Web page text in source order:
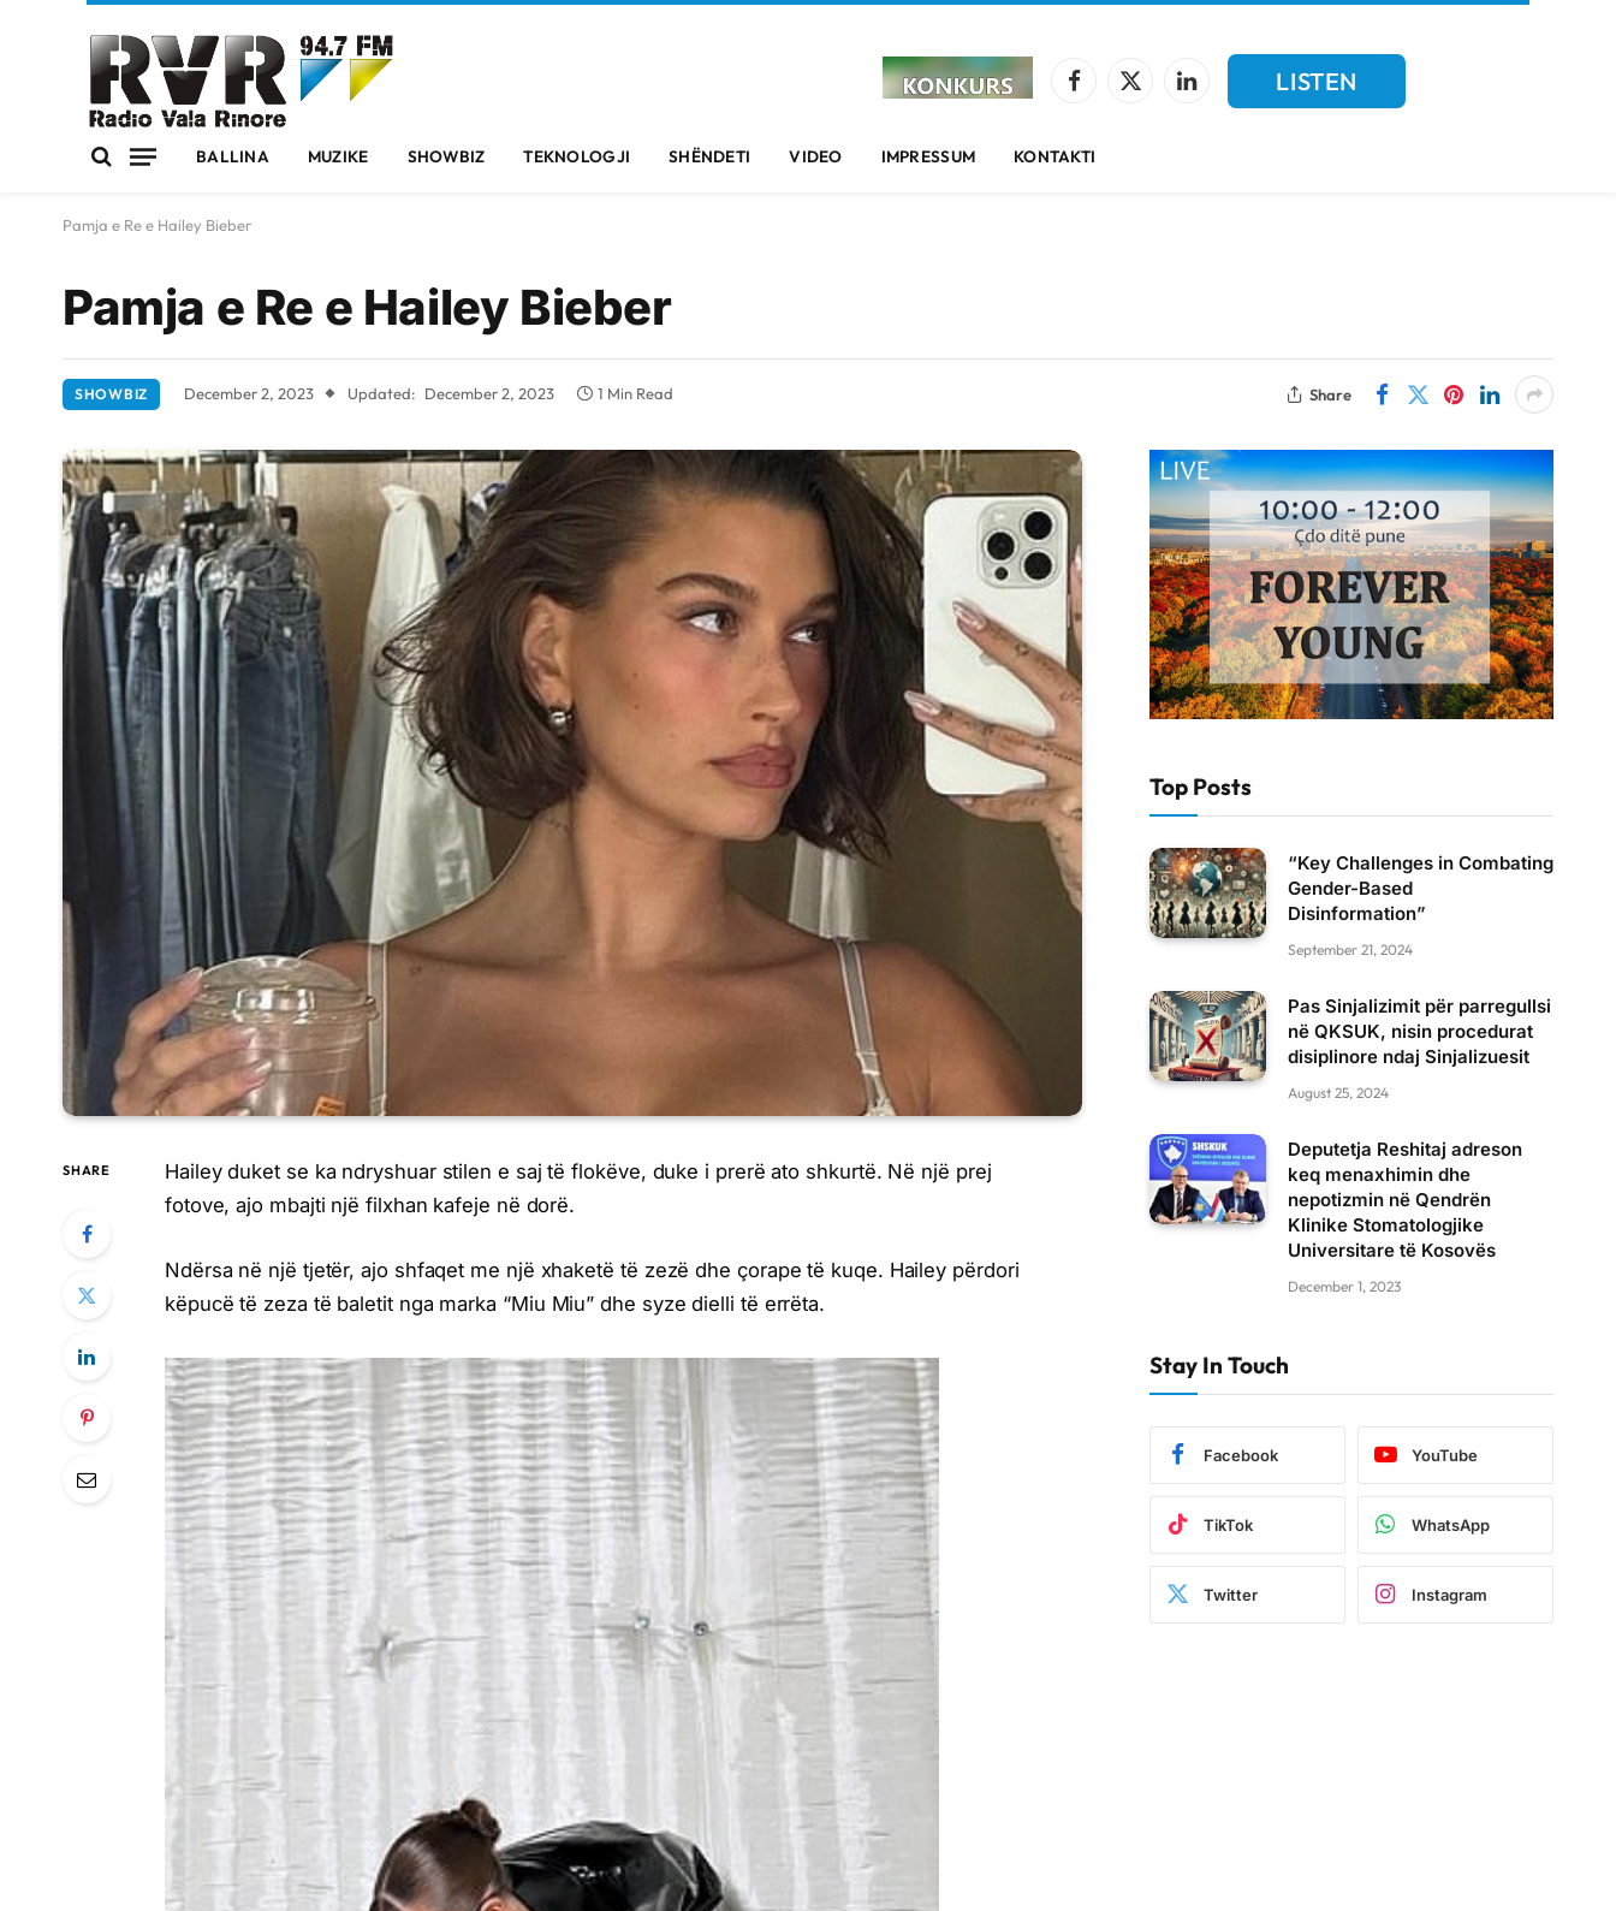
Facebook
X
LinkedIn
LISTEN
BALLINA MUZIKE SHOWBIZ TEKNOLOGJI SHËNDETI VIDEO IMPRESSUM KONTAKTI
Pamja e Re e Hailey Bieber
Pamja e Re e Hailey Bieber
SHOWBIZ December 2, 2023 Updated: December 2, 2023 1 Min Read Share
SHARE
Hailey duket se ka ndryshuar stilen e saj të flokëve, duke i prerë ato shkurtë. Në një prej
fotove, ajo mbajti një filxhan kafeje në dorë.
Ndërsa në një tjetër, ajo shfaqet me një xhaketë të zezë dhe çorape të kuqe. Hailey përdori
këpucë të zeza të baletit nga marka “Miu Miu” dhe syze dielli të errëta.
Top Posts
“Key Challenges in Combating
Gender-Based
Disinformation”
September 21, 2024
Pas Sinjalizimit për parregullsi
në QKSUK, nisin procedurat
disiplinore ndaj Sinjalizuesit
August 25, 2024
Deputetja Reshitaj adreson
keq menaxhimin dhe
nepotizmin në Qendrën
Klinike Stomatologjike
Universitare të Kosovës
December 1, 2023
Stay In Touch
Facebook YouTube
TikTok WhatsApp
Twitter Instagram